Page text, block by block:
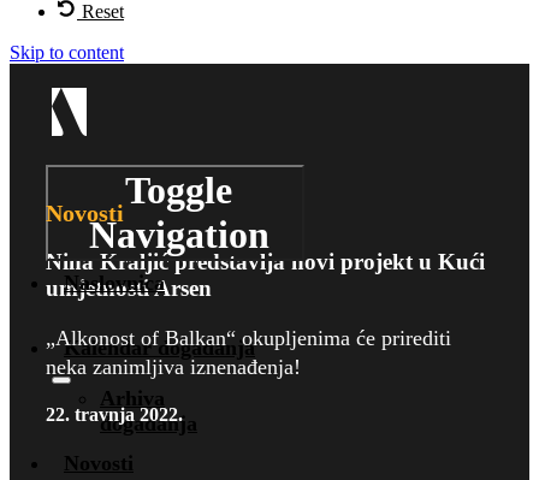
Reset
Skip to content
Toggle
Navigation
Naslovnica
Kalendar događanja
Arhiva
događanja
Novosti
Novosti
Nina Kraljić predstavlja novi projekt u Kući
umjetnosti Arsen
„Alkonost of Balkan“ okupljenima će prirediti
neka zanimljiva iznenađenja!
22. travnja 2022.